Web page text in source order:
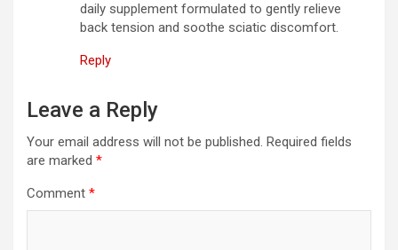
daily supplement formulated to gently relieve
back tension and soothe sciatic discomfort.
Reply
Leave a Reply
Your email address will not be published. Required fields
are marked *
Comment *